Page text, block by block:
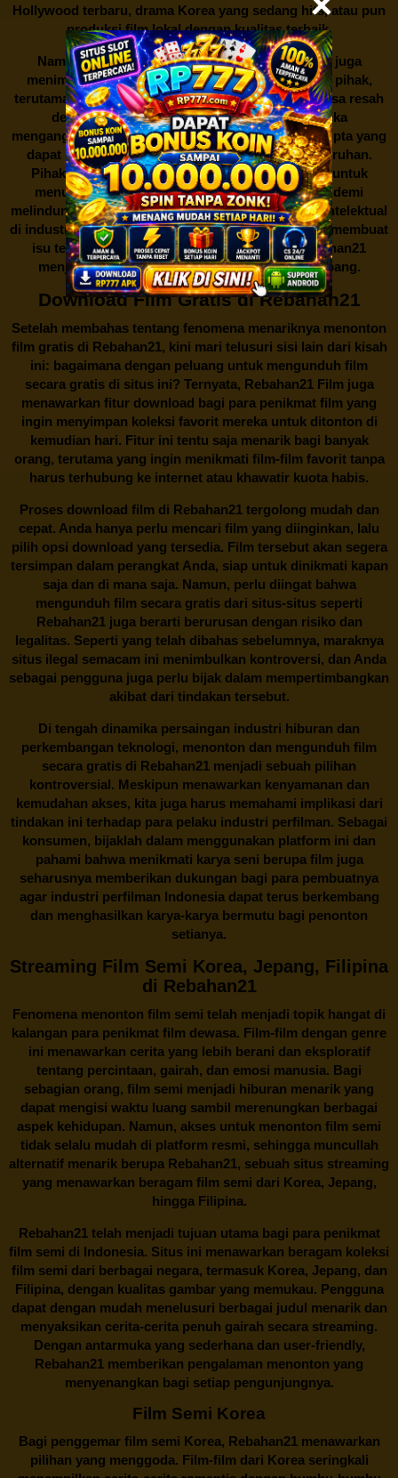
Hollywood terbaru, drama Korea yang sedang hits, atau pun
produksi film lokal dengan kualitas terbaik.
Namun, seperti halnya cerita manis,Rebahan21juga
menimbulkan kontroversi di industri film. Banyak pihak,
terutama produsen film dan pemilik hak cipta, merasa resah
dengan maraknya situs-situs seperti ini. Mereka
menganggapnya sebagai bentuk pelanggaran hak cipta yang
dapat merugikan industri perfilman secara keseluruhan.
Pihak berwenang pun turut terlibat dalam upaya untuk
menutup situs-situs ilegal semacam Rebahan21 demi
melindungi keberlangsungan bisnis dan kekayaan intelektual
di industri hiburan. Konflik kepentingan inilah yang membuat
isu tentang menonton film secara gratis diRebahan21
menjadi perbincangan seru yang terus berkembang.
Download Film Gratis di Rebahan21
Setelah membahas tentang fenomena menariknya menonton
film gratis di Rebahan21, kini mari telusuri sisi lain dari kisah
ini: bagaimana dengan peluang untuk mengunduh film
secara gratis di situs ini? Ternyata, Rebahan21 Film juga
menawarkan fitur download bagi para penikmat film yang
ingin menyimpan koleksi favorit mereka untuk ditonton di
kemudian hari. Fitur ini tentu saja menarik bagi banyak
orang, terutama yang ingin menikmati film-film favorit tanpa
harus terhubung ke internet atau khawatir kuota habis.
Proses download film di Rebahan21tergolong mudah dan
cepat. Anda hanya perlu mencari film yang diinginkan, lalu
pilih opsi download yang tersedia. Film tersebut akan segera
tersimpan dalam perangkat Anda, siap untuk dinikmati kapan
saja dan di mana saja. Namun, perlu diingat bahwa
mengunduh film secara gratis dari situs-situs seperti
Rebahan21 juga berarti berurusan dengan risiko dan
legalitas. Seperti yang telah dibahas sebelumnya, maraknya
situs ilegal semacam ini menimbulkan kontroversi, dan Anda
sebagai pengguna juga perlu bijak dalam mempertimbangkan
akibat dari tindakan tersebut.
Di tengah dinamika persaingan industri hiburan dan
perkembangan teknologi, menonton dan mengunduh film
secara gratis di Rebahan21 menjadi sebuah pilihan
kontroversial. Meskipun menawarkan kenyamanan dan
kemudahan akses, kita juga harus memahami implikasi dari
tindakan ini terhadap para pelaku industri perfilman. Sebagai
konsumen, bijaklah dalam menggunakan platform ini dan
pahami bahwa menikmati karya seni berupa film juga
seharusnya memberikan dukungan bagi para pembuatnya
agar industri perfilman Indonesia dapat terus berkembang
dan menghasilkan karya-karya bermutu bagi penonton
setianya.
Streaming Film Semi Korea, Jepang, Filipina
di Rebahan21
Fenomena menonton film semi telah menjadi topik hangat di
kalangan para penikmat film dewasa. Film-film dengan genre
ini menawarkan cerita yang lebih berani dan eksploratif
tentang percintaan, gairah, dan emosi manusia. Bagi
sebagian orang, film semi menjadi hiburan menarik yang
dapat mengisi waktu luang sambil merenungkan berbagai
aspek kehidupan. Namun, akses untuk menonton film semi
tidak selalu mudah di platform resmi, sehingga muncullah
alternatif menarik berupa Rebahan21, sebuah situs streaming
yang menawarkan beragam film semi dari Korea, Jepang,
hingga Filipina.
Rebahan21telah menjadi tujuan utama bagi para penikmat
film semi di Indonesia. Situs ini menawarkan beragam koleksi
film semi dari berbagai negara, termasuk Korea, Jepang, dan
Filipina, dengan kualitas gambar yang memukau. Pengguna
dapat dengan mudah menelusuri berbagai judul menarik dan
menyaksikan cerita-cerita penuh gairah secara streaming.
Dengan antarmuka yang sederhana dan user-friendly,
Rebahan21 memberikan pengalaman menonton yang
menyenangkan bagi setiap pengunjungnya.
Film Semi Korea
Bagi penggemar film semi Korea, Rebahan21menawarkan
pilihan yang menggoda. Film-film dari Korea seringkali